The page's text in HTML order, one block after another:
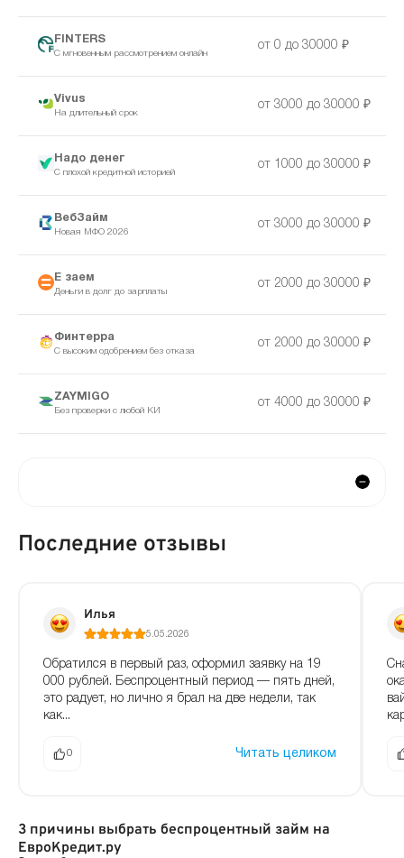
FINTERS
С мгновенным рассмотрением онлайн
от 0 до 30000 ₽
Vivus
На длительный срок
от 3000 до 30000 ₽
Надо денег
С плохой кредитной историей
от 1000 до 30000 ₽
ВебЗайм
Новая МФО 2026
от 3000 до 30000 ₽
Е заем
Деньги в долг до зарплаты
от 2000 до 30000 ₽
Финтерра
С высоким одобрением без отказа
от 2000 до 30000 ₽
ZAYMIGO
Без проверки с любой КИ
от 4000 до 30000 ₽
Последние отзывы
Илья
5.05.2026
Обратился в первый раз, оформил заявку на 19
000 рублей. Беспроцентный период — пять дней,
это радует, но лично я брал на две недели, так
как...
0 Читать целиком
3 причины выбрать беспроцентный займ на
ЕвроКредит.ру